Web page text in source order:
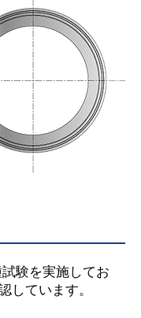
験を実施してお
しています。